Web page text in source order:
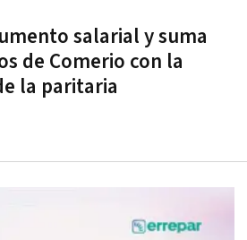
salarial y suma
de Comerio con la
la paritaria